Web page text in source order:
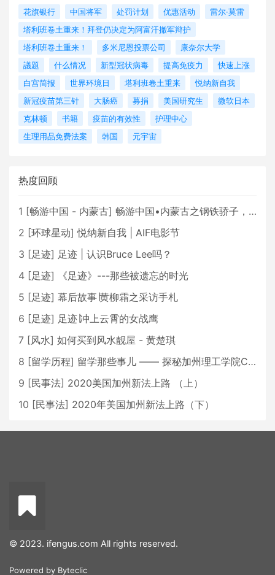
花旗银行 中国将军 处罚计划 优惠活动
雷尔·莫雷
塔利班卷土重来！拜登仍决定为阿富汗撤军辩护
塔利班卷土重来！
多米尼恩投票公司
康奈尔大学
議題
什么情况 新型冠状病毒 提高免疫力
快速上涨
白宫简报
世界环境日 塔利班卷土重来
悦纳新自我
新冠疫苗第三针
大肠癌 募捐 美国研究生
微软日本
克林顿
书籍 疫苗的有效性
护理中心
生理用品免费法案
韩国 元宇宙
热度回顾
1 [畅游中国 - 内蒙古] 畅游中国•内蒙古之钢铁骄子，魅力包头
2 [环球星动] 悦纳新自我 | AIF电影节
3 [足迹] 足迹 | 认识Bruce Lee吗？
4 [足迹]
《足迹》---那些被遗忘的时光
5 [足迹] 幕后故事∣黄柳霜之采访手札
6 [足迹] 足迹∣冲上云霄的女战鹰
7 [风水] 如何买到风水靓屋 - 黄楚琪
8 [留学历程] 留学那些事儿 —— 探秘加州理工学院Caltech博士生活 [上集]
9 [民事法] 2020美国加州新法上路 （上）
10 [民事法] 2020年美国加州新法上路（下）
© 2023. ifengus.com All rights reserved.
Powered by Byteclic